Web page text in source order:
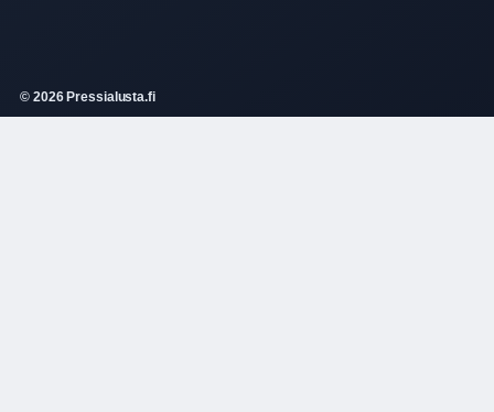
© 2026 Pressialusta.fi